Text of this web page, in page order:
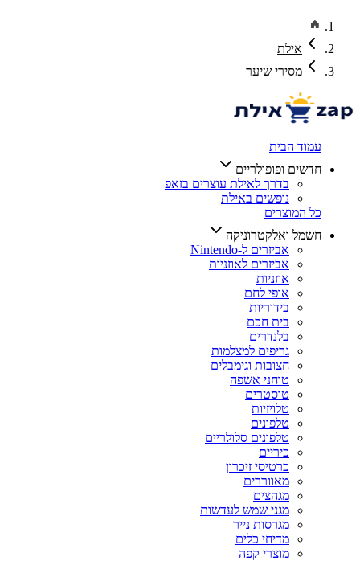
אילת
מסירי שיער
עמוד הבית
חדשים ופופולריים
בדרך לאילת עוצרים בזאפ
נופשים באילת
כל המוצרים
חשמל ואלקטרוניקה
אביזרים ל-Nintendo
אביזרים לאוזניות
אוזניות
אופי לחם
בידוריות
בית חכם
בלנדרים
גריפים למצלמות
חצובות וגימבלים
טוחני אשפה
טוסטרים
טלויזיות
טלפונים
טלפונים סלולריים
כיריים
כרטיסי זיכרון
מאווררים
מגהצים
מגני שמש לעדשות
מגרסות נייר
מדיחי כלים
מוצרי קפה